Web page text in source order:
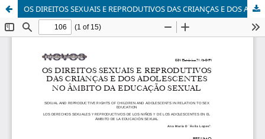
OS DIREITOS SEXUAIS E REPRODUTIVOS DAS CRIANÇAS E DOS ADOLESCENTES NO ÂMBITO DA EDUCAÇÃO SEXUAL